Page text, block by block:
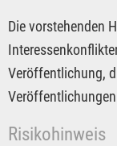
Die vorstehenden
Veröffentlichung,
Risikohinweis